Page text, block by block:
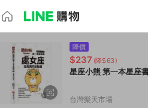
降價
$237 (降$63)
星座小熊 第一本星座
台灣樂天市場